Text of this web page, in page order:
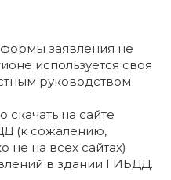
заявления не
используется своя
руководством
на сайте
(к сожалению,
на всех сайтах)
в здании ГИБДД.